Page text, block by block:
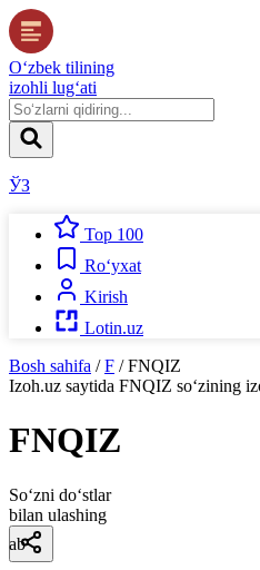
O‘zbek tilining
izohli lug‘ati
ЎЗ
Top 100
Ro‘yxat
Kirish
Lotin.uz
Bosh sahifa / F / FNQIZ
Izoh.uz saytida FNQIZ so‘zining
FNQIZ
So‘zni do‘stlar
bilan ulashing
ab